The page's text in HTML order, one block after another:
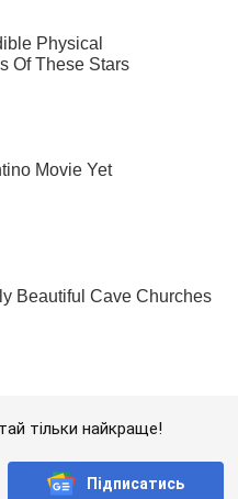
тільки найкраще!
Підписатись